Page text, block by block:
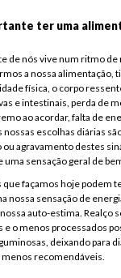
ter uma
de nós vive num ritmo
a nossa alimentação,
física, o corpo
e intestinais, perda de
ao acordar, falta de
nossas escolhas diárias
agravamento destes
uma sensação geral de
que façamos hoje podem
nossa sensação de
auto-estima. Realço
o menos processados
deixando para
recomendáveis.